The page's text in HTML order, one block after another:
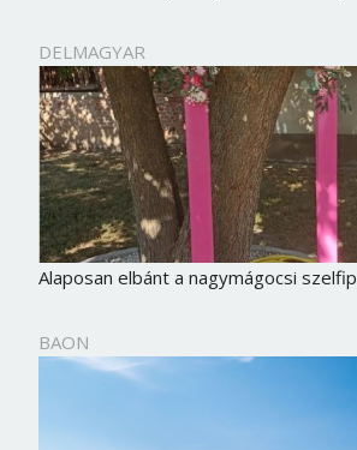
DELMAGYAR
Alaposan elbánt a nagymágocsi
BAON